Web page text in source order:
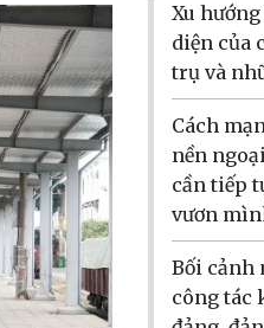
Xu
diện của
trụ và
Cách
nền
cần tiếp
vươn
Bối cảnh
công tác